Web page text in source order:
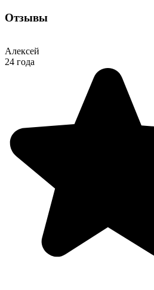
Отзывы
Алексей
24 года